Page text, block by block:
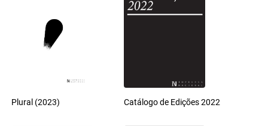
Plural (2023) Catálogo de Edições 2022